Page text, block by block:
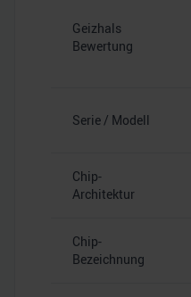
Geizhals
Bewertung
Serie / Modell
Chip-
Architektur
Chip-
Bezeichnung